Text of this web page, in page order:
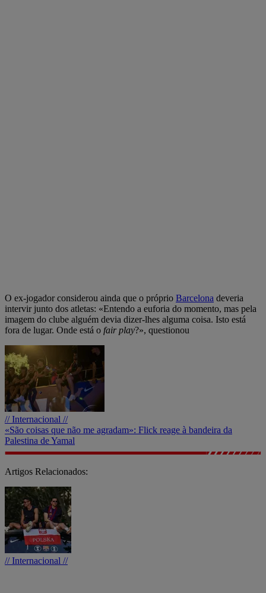
O ex-jogador considerou ainda que o próprio Barcelona deveria
intervir junto dos atletas: «Entendo a euforia do momento, mas pela
imagem do clube alguém devia dizer-lhes alguma coisa. Isto está
fora de lugar. Onde está o fair play?», questionou
// Internacional //
«São coisas que não me agradam»: Flick reage à bandeira da
Palestina de Yamal
Artigos Relacionados:
// Internacional //